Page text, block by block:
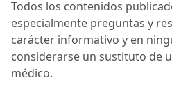
Todos los contenidos
especialmente preguntas y
carácter informativo y en
considerarse un sustituto de
médico.